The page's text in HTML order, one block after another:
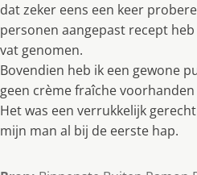
dat zeker eens een keer
personen aangepast recept
vat genomen.
Bovendien heb ik een gewone
geen crème fraîche voorhanden
Het was een verrukkelijk
mijn man al bij de eerste hap.